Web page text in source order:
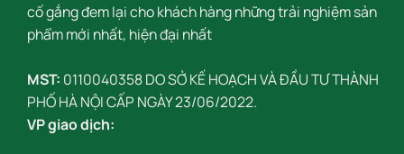
cố gắng đem lại cho khách hàng những trải nghiệm sản
phẩm mới nhất, hiện đại nhất
MST: 0110040358 DO SỞ KẾ HOẠCH VÀ ĐẦU TƯ THÀNH
PHỐ HÀ NỘI CẤP NGÀY 23/06/2022.
VP giao dịch: